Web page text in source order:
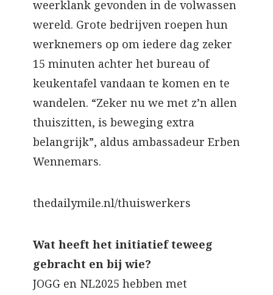
weerklank gevonden in de volwassen
wereld. Grote bedrijven roepen hun
werknemers op om iedere dag zeker
15 minuten achter het bureau of
keukentafel vandaan te komen en te
wandelen. “Zeker nu we met z’n allen
thuiszitten, is beweging extra
belangrijk”, aldus ambassadeur Erben
Wennemars.
thedailymile.nl/thuiswerkers
Wat heeft het initiatief teweeg
gebracht en bij wie?
JOGG en NL2025 hebben met